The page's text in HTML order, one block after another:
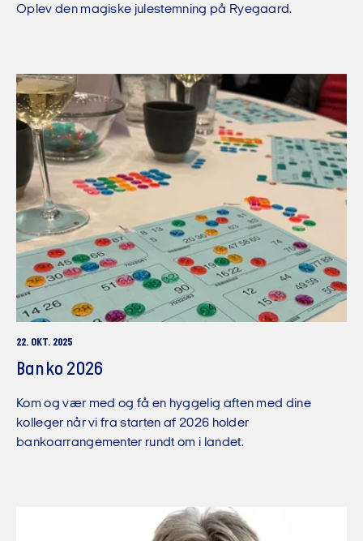
Oplev den magiske julestemning på Ryegaard.
22. OKT. 2025
Banko 2026
Kom og vær med og få en hyggelig aften med dine
kolleger når vi fra starten af 2026 holder
bankoarrangementer rundt om i landet.